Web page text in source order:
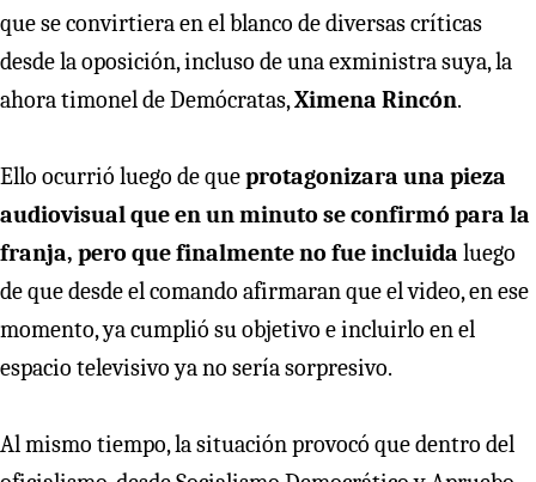
que se convirtiera en el blanco de diversas críticas
desde la oposición, incluso de una exministra suya, la
ahora timonel de Demócratas,Ximena Rincón.
Ello ocurrió luego de queprotagonizara una pieza
audiovisual que en un minuto se confirmó para la
franja, pero que finalmente no fue incluida luego
de que desde el comando afirmaran que el video, en ese
momento, ya cumplió su objetivo e incluirlo en el
espacio televisivo ya no sería sorpresivo.
Al mismo tiempo, la situación provocó que dentro del